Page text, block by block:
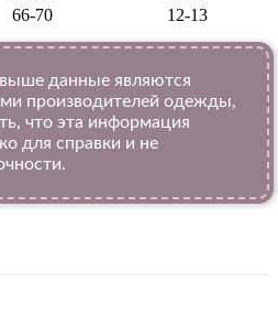
66-70 12-13
данные являются
производителей одежды,
что эта информация
для справки и не